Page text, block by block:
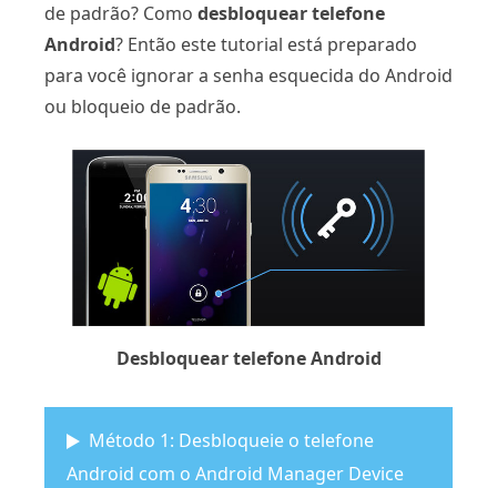
de padrão? Como desbloquear telefone
Android? Então este tutorial está preparado
para você ignorar a senha esquecida do Android
ou bloqueio de padrão.
Desbloquear telefone Android
Método 1: Desbloqueie o telefone
Android com o Android Manager Device